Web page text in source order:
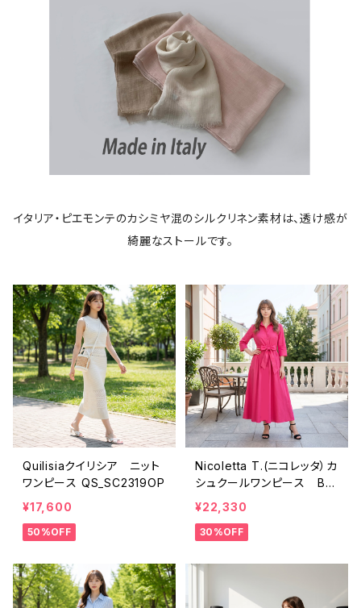
イタリア・ピエモンテのカシミヤ混のシルクリネン素材は、透け感が
綺麗なストールです。
Quilisiaクイリシア ニット
ワンピース QS_SC2319OP
¥17,600
50%OFF
Nicoletta T.(ニコレッタ）カ
シュクールワンピース BR
885OP
¥22,330
30%OFF